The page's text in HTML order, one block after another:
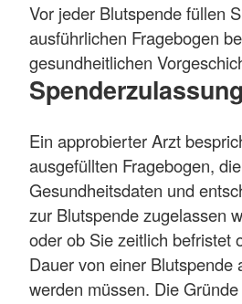
Vor jeder Blutspende füllen
ausführlichen Fragebogen
gesundheitlichen
Spenderzulassung
Ein approbierter Arzt
ausgefüllten Fragebogen,
Gesundheitsdaten und
zur Blutspende zugelassen
oder ob Sie zeitlich befristet
Dauer von einer Blutspende
werden müssen. Die